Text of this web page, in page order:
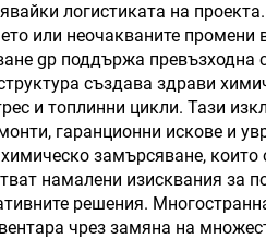
логистиката на
или неочакваните
gp поддържа превъзходна
създава здрави
и топлинни цикли. Тази
гаранционни искове и
замърсяване,
намалени изисквания за
решения.
чрез замяна на